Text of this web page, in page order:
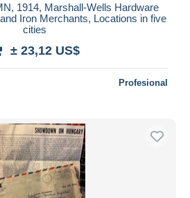
1914, Marshall-Wells Hardware
Iron Merchants, Locations in five
cities
± 23,12 US$
Profesional